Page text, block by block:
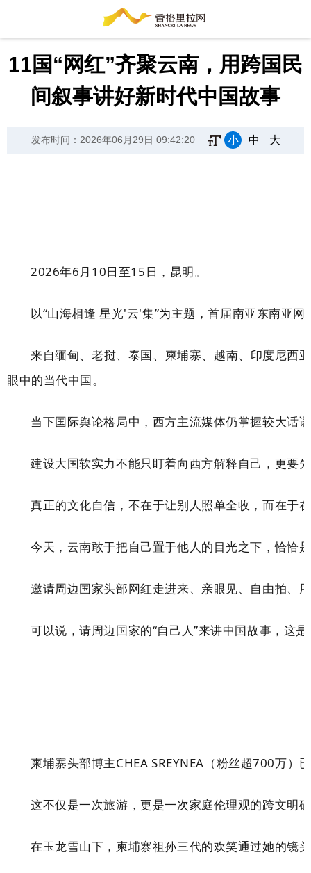
11国“网红”齐聚云南，用跨国民
间叙事讲好新时代中国故事
发布时间：2026年06月29日 09:42:20 小 中 大
2026年6月10日至15日，昆明。
以“山海相逢 星光'云'集”为主题，首届南亚东南亚
来自缅甸、老挝、泰国、柬埔寨、越南、印度尼西
眼中的当代中国。
当下国际舆论格局中，西方主流媒体仍掌握较大话
建设大国软实力不能只盯着向西方解释自己，更要
真正的文化自信，不在于让别人照单全收，而在于
今天，云南敢于把自己置于他人的目光之下，恰恰
邀请周边国家头部网红走进来、亲眼见、自由拍
可以说，请周边国家的“自己人”来讲中国故事，这
柬埔寨头部博主CHEA SREYNEA（粉丝超700万）
这不仅是一次旅游，更是一次家庭伦理观的跨文明
在玉龙雪山下，柬埔寨祖孙三代的欢笑通过她的镜